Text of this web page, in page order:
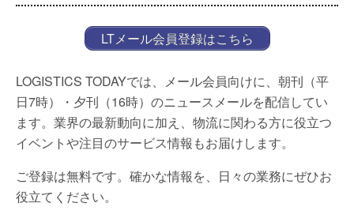
LTメール会員登録はこちら
LOGISTICS TODAYでは、メール会員向けに、朝刊（平
日7時）・夕刊（16時）のニュースメールを配信してい
ます。業界の最新動向に加え、物流に関わる方に役立つ
イベントや注目のサービス情報もお届けします。
ご登録は無料です。確かな情報を、日々の業務にぜひお
役立てください。